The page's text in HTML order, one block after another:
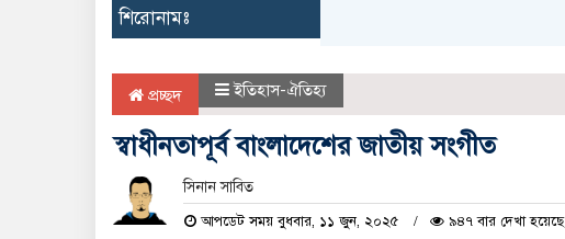
শিরোনামঃ
প্রচ্ছদ ইতিহাস-ঐতিহ্য
স্বাধীনতাপূর্ব বাংলাদেশের জাতীয় সংগীত
সিনান সাবিত
আপডেট সময় বুধবার, ১১ জুন, ২০২৫ ৯৪৭ বার দেখা হয়েছে